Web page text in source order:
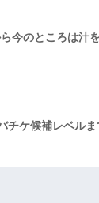
今のところは汁
チケ候補レベル